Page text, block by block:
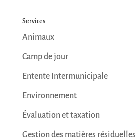
Services
Animaux
Camp de jour
Entente Intermunicipale
Environnement
Évaluation et taxation
Gestion des matières résiduelles